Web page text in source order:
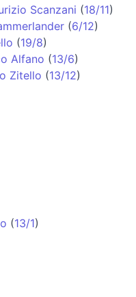
Scanzani (18/11)
(6/12)
(19/8)
Alfano (13/6)
Zitello (13/12)
(13/1)